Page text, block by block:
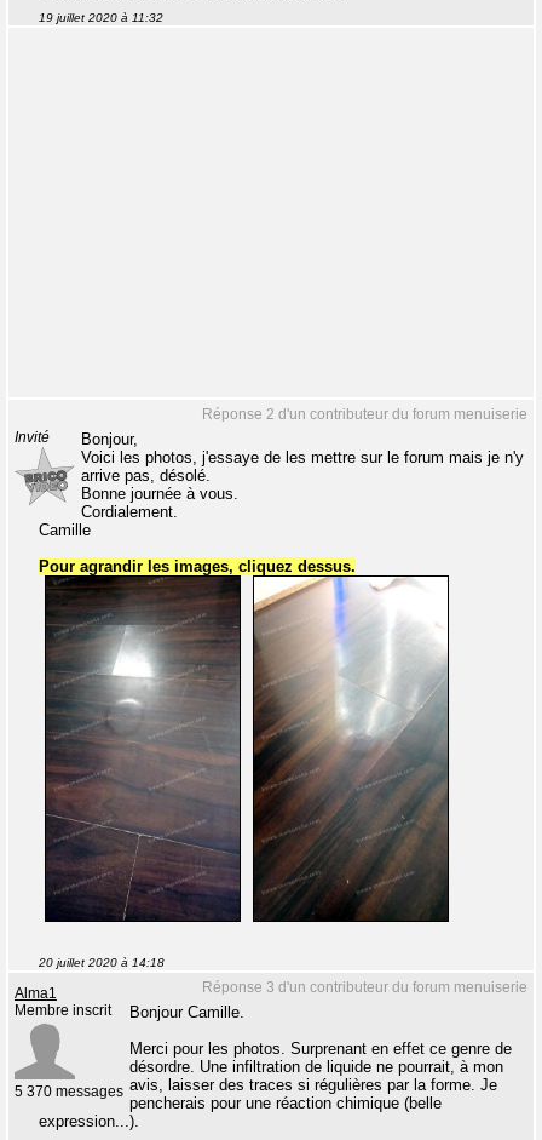
19 juillet 2020 à 11:32
Réponse 2 d'un contributeur du forum menuiserie
Invité
Bonjour,
Voici les photos, j'essaye de les mettre sur le forum mais je n'y
arrive pas, désolé.
Bonne journée à vous.
Cordialement.
Camille
Pour agrandir les images, cliquez dessus.
20 juillet 2020 à 14:18
Réponse 3 d'un contributeur du forum menuiserie
Alma1
Membre inscrit
5 370 messages
Bonjour Camille.
Merci pour les photos. Surprenant en effet ce genre de
désordre. Une infiltration de liquide ne pourrait, à mon
avis, laisser des traces si régulières par la forme. Je
pencherais pour une réaction chimique (belle
expression...).